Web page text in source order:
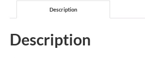
Description
Description